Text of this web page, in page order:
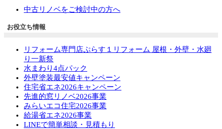
中古リノベをご検討中の方へ
お役立ち情報
リフォーム専門店ぷらす１リフォーム 屋根・外壁・水廻
り一新祭
水まわり4点パック
外壁塗装最安値キャンペーン
住宅省エネ2026キャンペーン
先進的窓リノベ2026事業
みらいエコ住宅2026事業
給湯省エネ2026事業
LINEで簡単相談・見積もり